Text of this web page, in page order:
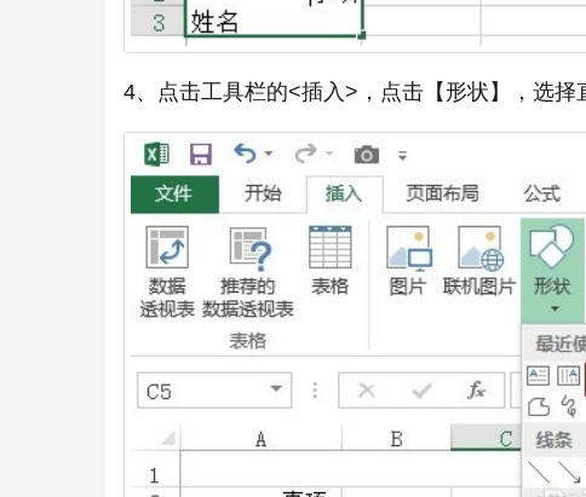
4、点击工具栏的<插入>，点击【形状】，选择